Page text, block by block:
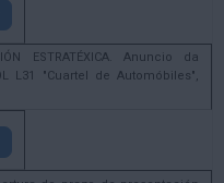
ESTRATÉXICA. Anuncio da
L31 "Cuartel de Automóbiles",